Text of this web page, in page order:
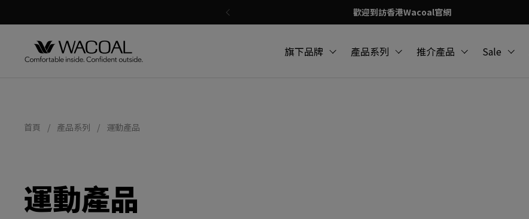
上一步
歡迎到訪香港Wacoal官網
旗下品牌 產品系列 推介產品 Sale
首頁 / 產品系列 / 運動產品
運動產品